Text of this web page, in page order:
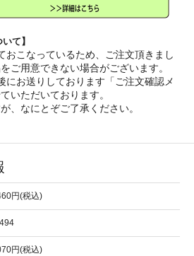
て】
おこなっているため、ご注文頂きまし
ご用意できない場合がございます。
にお送りしております「ご注文確認メ
いただいております。
、なにとぞご了承ください。
円(税込)
円(税込)